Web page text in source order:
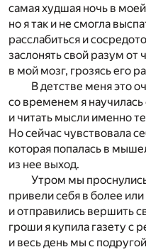
самая худшая ночь в
но я так и не смогла
расслабиться и
заслонять свой разум
в мой мозг, грозясь его
В детстве меня это
со временем я
и читать мысли именно
Но сейчас чувствовала
которая попалась в
из нее выход.
Утром мы
привели себя в более
и отправились вершить
гроши я купила газету с
и весь день мы с